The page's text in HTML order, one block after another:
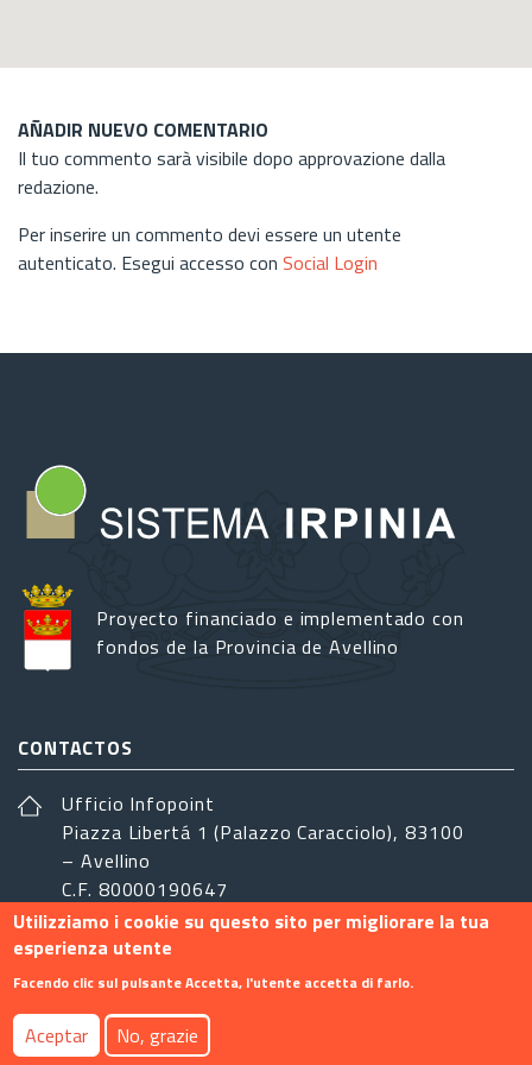
AÑADIR NUEVO COMENTARIO
Il tuo commento sarà visibile dopo approvazione dalla
redazione.
Per inserire un commento devi essere un utente
autenticato. Esegui accesso con Social Login
Proyecto financiado e implementado con
fondos de la Provincia de Avellino
CONTACTOS
Ufficio Infopoint
Piazza Libertá 1 (Palazzo Caracciolo), 83100
– Avellino
C.F. 80000190647
sistemairpinia@provincia.avellino.it
SÍGANOS
Utilizziamo i cookie su questo sito per migliorare la tua
esperienza utente
Facendo clic sul pulsante Accetta, l'utente accetta di farlo.
Aceptar No, grazie